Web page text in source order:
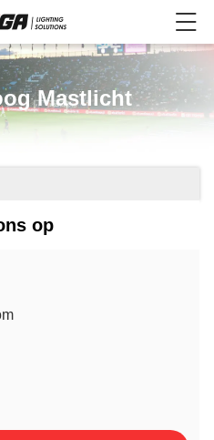
Mastlicht
op